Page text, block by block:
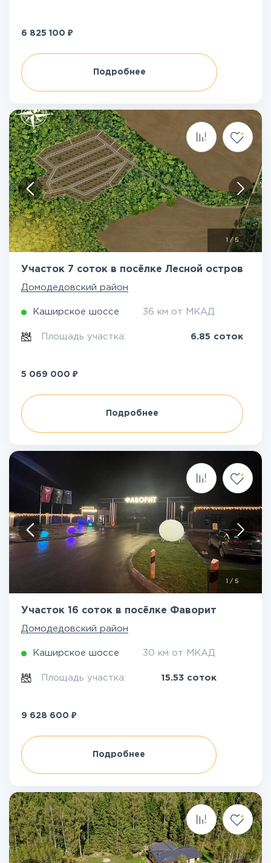
6 825 100 ₽
Подробнее
/ 5
Участок 7 соток в посёлке Лесной остров
Домодедовский район
Каширское шоссе 36 км от МКАД
Площадь участка: 6.85 соток
5 069 000 ₽
Подробнее
/ 5
Участок 16 соток в посёлке Фаворит
Домодедовский район
Каширское шоссе 30 км от МКАД
Площадь участка: 15.53 соток
9 628 600 ₽
Подробнее